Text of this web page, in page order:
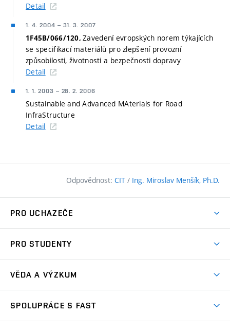
Detail
1. 4. 2004 – 31. 3. 2007
1F45B/066/120,Zavedení evropských norem týkajících
se specifikací materiálů pro zlepšení provozní
způsobilosti, životnosti a bezpečnosti dopravy
Detail
1. 1. 2003 – 28. 2. 2006
Sustainable and Advanced MAterials for Road
InfraStructure
Detail
Odpovědnost: CIT / Ing. Miroslav Menšík, Ph.D.
PRO UCHAZEČE
Přijímačky
Ambasadoři pro prváky(externí
PRO STUDENTY
Předměty
VĚDA A VÝZKUM
SPOLUPRÁCE S FAST